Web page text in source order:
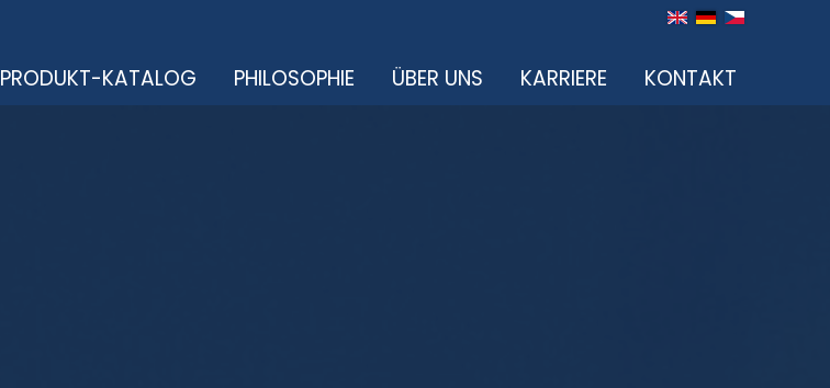
PRODUKT-KATALOG PHILOSOPHIE ÜBER UNS KARRIERE KONTAKT